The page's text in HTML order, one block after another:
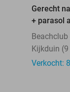
Gerecht
+ parasol
Beachclub
Kijkduin
Verkocht: